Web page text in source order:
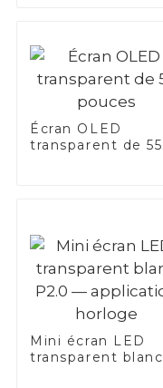
Écran OLED
transparent de 55
Mini écran LED
transparent blanc